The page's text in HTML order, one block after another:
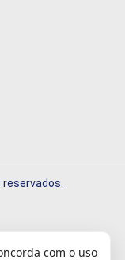
com o uso